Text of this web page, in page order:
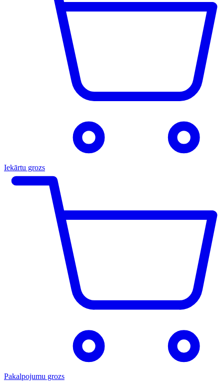
Iekārtu grozs
Pakalpojumu grozs